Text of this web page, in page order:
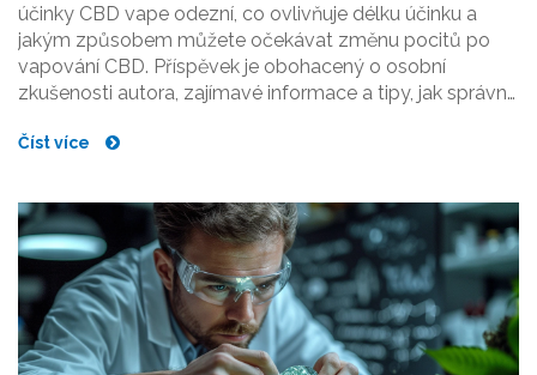
účinky CBD vape odezní, co ovlivňuje délku účinku a
jakým způsobem můžete očekávat změnu pocitů po
vapování CBD. Příspěvek je obohacený o osobní
zkušenosti autora, zajímavé informace a tipy, jak správně
účinky rychle zmírnit.
Číst více